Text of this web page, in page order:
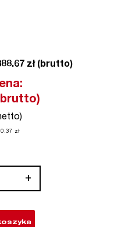
zł (brutto)
zł
+